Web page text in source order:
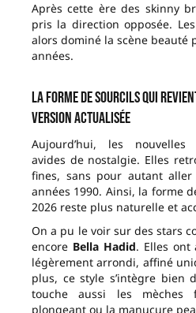
Après cette ère des skinny
pris la direction opposée.
alors dominé la scène beauté
années.
La forme de sourcils qui
version actualisée
Aujourd’hui, les nouvelles
avides de nostalgie. Elles
fines, sans pour autant aller
années 1990. Ainsi, la forme
2026 reste plus naturelle et
On a pu le voir sur des stars
encore Bella Hadid. Elles ont
légèrement arrondi, affiné
plus, ce style s’intègre bien
touche aussi les mèches
plongeant ou la manucure